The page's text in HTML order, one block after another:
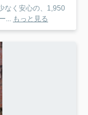
なく安心の、1,950
... もっと見る